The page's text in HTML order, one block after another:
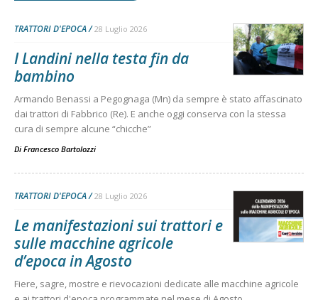
TRATTORI D'EPOCA 28 Luglio 2026
I Landini nella testa fin da
bambino
Armando Benassi a Pegognaga (Mn) da sempre è stato affascinato
dai trattori di Fabbrico (Re). E anche oggi conserva con la stessa
cura di sempre alcune “chicche”
Di Francesco Bartolozzi
TRATTORI D'EPOCA 28 Luglio 2026
Le manifestazioni sui trattori e
sulle macchine agricole
d’epoca in Agosto
Fiere, sagre, mostre e rievocazioni dedicate alle macchine agricole